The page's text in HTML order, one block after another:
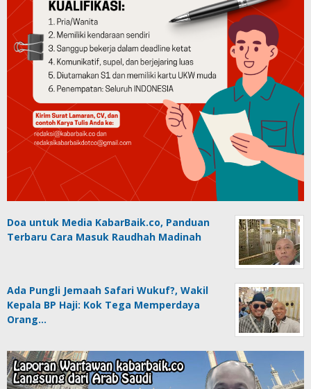
Doa untuk Media KabarBaik.co, Panduan
Terbaru Cara Masuk Raudhah Madinah
Ada Pungli Jemaah Safari Wukuf?, Wakil
Kepala BP Haji: Kok Tega Memperdaya
Orang…